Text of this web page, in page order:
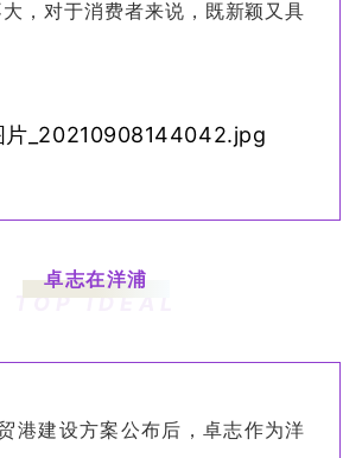
，对于消费者来说，既新颖又具
TOP IDEAL
卓志在洋浦
港建设方案公布后，卓志作为洋